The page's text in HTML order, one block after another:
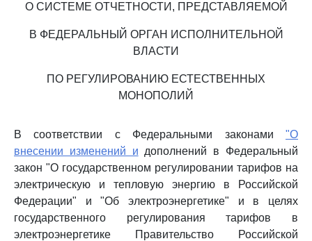
О СИСТЕМЕ ОТЧЕТНОСТИ, ПРЕДСТАВЛЯЕМОЙ
В ФЕДЕРАЛЬНЫЙ ОРГАН ИСПОЛНИТЕЛЬНОЙ
ВЛАСТИ
ПО РЕГУЛИРОВАНИЮ ЕСТЕСТВЕННЫХ
МОНОПОЛИЙ
В соответствии с Федеральными законами "О
внесении изменений и дополнений в Федеральный
закон "О государственном регулировании тарифов на
электрическую и тепловую энергию в Российской
Федерации" и "Об электроэнергетике" и в целях
государственного регулирования тарифов в
электроэнергетике Правительство Российской